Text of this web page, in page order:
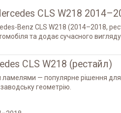
CLS W218
Benz CLS W218 (2014–2018,
та додає сучасного
CLS W218 (рестайл)
— популярне рішення для
геометрію.